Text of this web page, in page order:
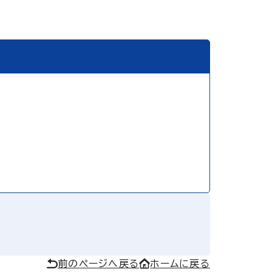
前のページへ戻る ホームに戻る